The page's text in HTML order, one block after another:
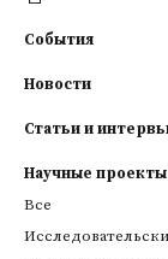
События
Новости
Статьи и
Научные проекты
Все